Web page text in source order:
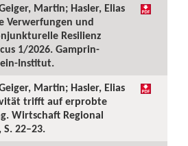
Martin; Hasler, Elias
Verwerfungen und
Resilienz
1/2026. Gamprin-
Institut.
Martin; Hasler, Elias
trifft auf erprobte
Wirtschaft Regional
S. 22–23.